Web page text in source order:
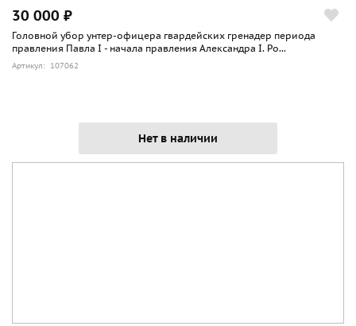
30 000 ₽
Головной убор унтер-офицера гвардейских гренадер периода
правления Павла I - начала правления Александра I. Ро...
Артикул: 107062
Нет в наличии